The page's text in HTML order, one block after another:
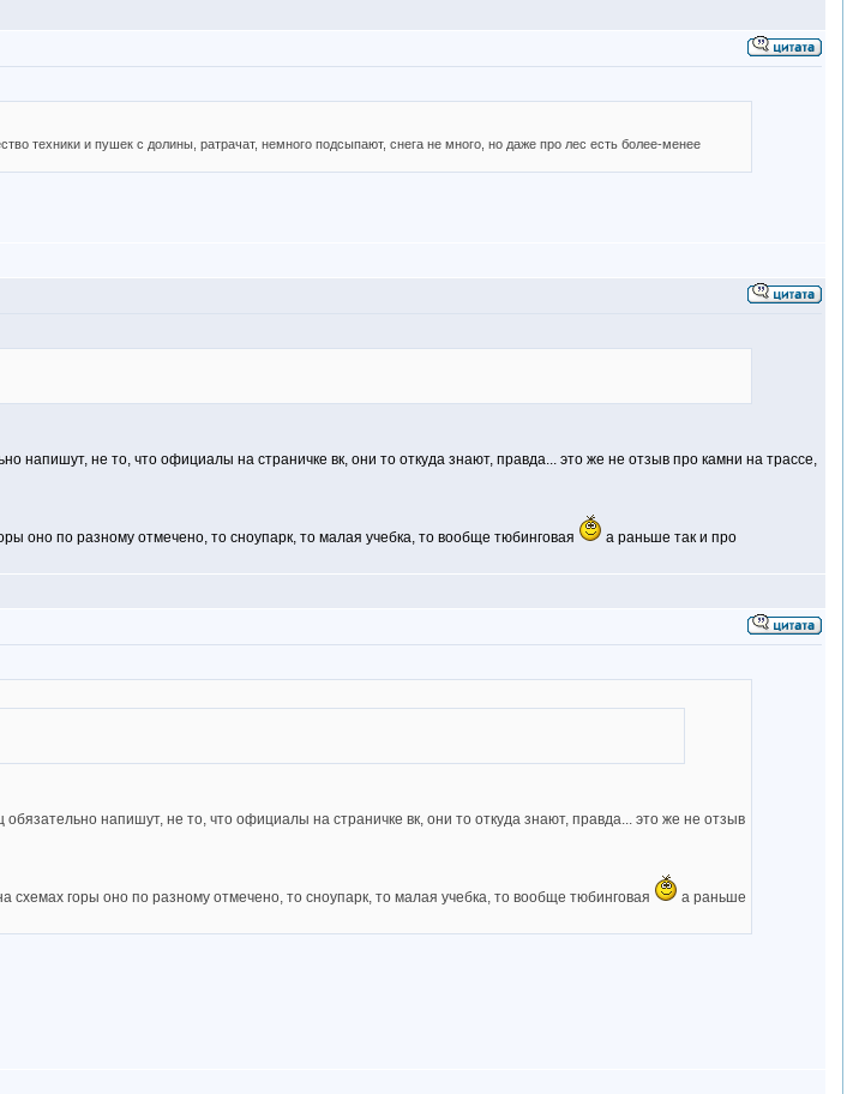
техники и пушек с долины, ратрачат, немного подсыпают, снега не много, но даже про лес есть более-менее
напишут, не то, что официалы на страничке вк, они то откуда знают, правда... это же не отзыв про камни на трассе,
оно по разному отмечено, то сноупарк, то малая учебка, то вообще тюбинговая
а раньше так и про
напишут, не то, что официалы на страничке вк, они то откуда знают, правда... это же не отзыв
горы оно по разному отмечено, то сноупарк, то малая учебка, то вообще тюбинговая
а раньше